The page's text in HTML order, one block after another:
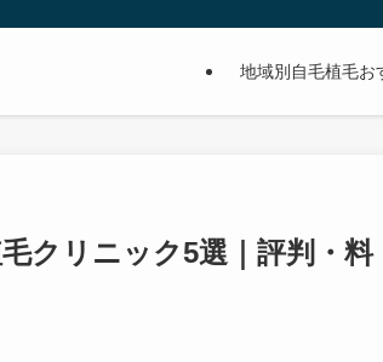
地域別自毛植毛お
クリニック5選｜評判・料